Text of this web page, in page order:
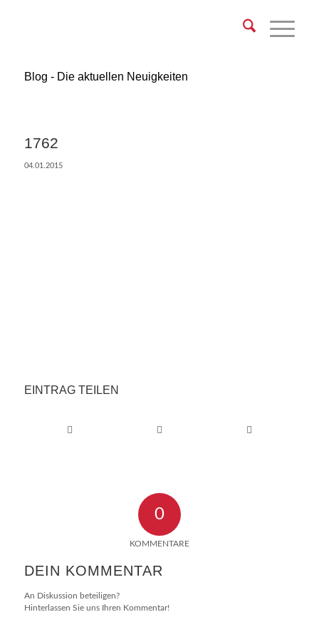
Blog - Die aktuellen Neuigkeiten
1762
04.01.2015
EINTRAG TEILEN
0
KOMMENTARE
DEIN KOMMENTAR
An Diskussion beteiligen?
Hinterlassen Sie uns Ihren Kommentar!